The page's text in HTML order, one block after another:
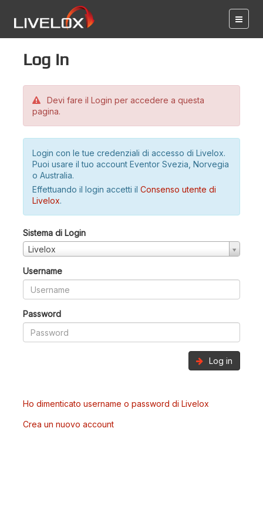
Log in
Devi fare il Login per accedere a questa
pagina.
Login con le tue credenziali di accesso di Livelox.
Puoi usare il tuo account Eventor Svezia, Norvegia
o Australia.
Effettuando il login accetti il Consenso utente di
Livelox.
Sistema di Login
Livelox
Username
Password
Log in
Ho dimenticato username o password di Livelox
Crea un nuovo account